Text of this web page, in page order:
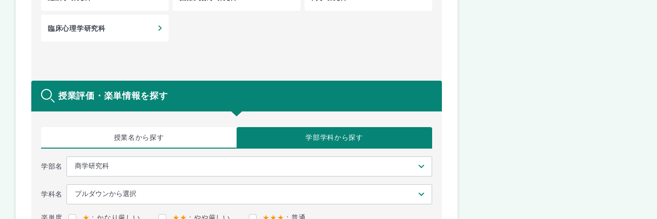
臨床心理学研究科
授業評価・楽単情報を探す
授業名から探す 学部学科から探す
学部名
学科名
楽単度 ★ ：かなり厳しい ★★ ：やや厳しい ★★★ ：普通